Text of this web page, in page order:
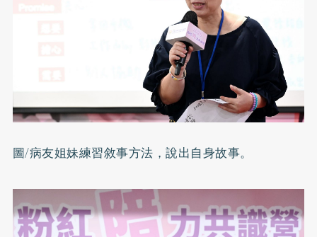
圖/病友姐妹練習敘事方法，說出自身故事。